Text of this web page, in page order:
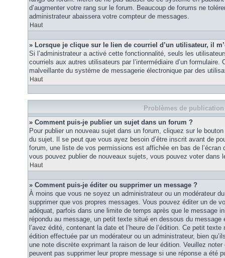
d’augmenter votre rang sur le forum. Beaucoup de forums ne
administrateur abaissera votre compteur de messages.
Haut
» Lorsque je clique sur le lien de courriel d’un utilisateur, il
Si l’administrateur a activé cette fonctionnalité, seuls les
courriels aux autres utilisateurs par l’intermédiaire d’un formulaire.
malveillante du système de messagerie électronique par des
Haut
Problèmes de publication
» Comment puis-je publier un sujet dans un forum ?
Pour publier un nouveau sujet dans un forum, cliquez sur le
du sujet. Il se peut que vous ayez besoin d’être inscrit avant de
forum, une liste de vos permissions est affichée en bas de
vous pouvez publier de nouveaux sujets, vous pouvez voter dans
Haut
» Comment puis-je éditer ou supprimer un message ?
À moins que vous ne soyez un administrateur ou un modérateur
supprimer que vos propres messages. Vous pouvez éditer un de
adéquat, parfois dans une limite de temps après que le message
répondu au message, un petit texte situé en dessous du message
l’avez édité, contenant la date et l’heure de l’édition. Ce petit texte
édition effectuée par un modérateur ou un administrateur, bien
une note discrète exprimant la raison de leur édition. Veuillez
peuvent pas supprimer leur propre message si une réponse a été